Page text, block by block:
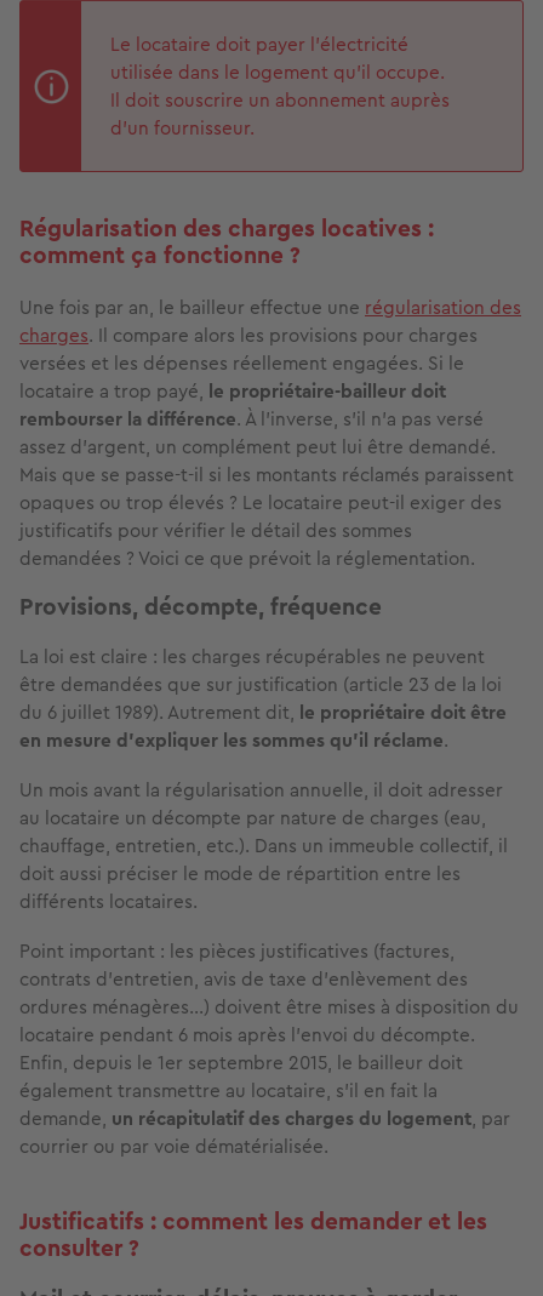
Le locataire doit payer l'électricité
utilisée dans le logement qu’il occupe.
Il doit souscrire un abonnement auprès
d'un fournisseur.
Régularisation des charges locatives :
comment ça fonctionne ?
Une fois par an, le bailleur effectue une régularisation des
charges. Il compare alors les provisions pour charges
versées et les dépenses réellement engagées. Si le
locataire a trop payé, le propriétaire-bailleur doit
rembourser la différence. À l’inverse, s’il n’a pas versé
assez d’argent, un complément peut lui être demandé.
Mais que se passe-t-il si les montants réclamés paraissent
opaques ou trop élevés ? Le locataire peut-il exiger des
justificatifs pour vérifier le détail des sommes
demandées ? Voici ce que prévoit la réglementation.
Provisions, décompte, fréquence
La loi est claire : les charges récupérables ne peuvent
être demandées que sur justification (article 23 de la loi
du 6 juillet 1989). Autrement dit, le propriétaire doit être
en mesure d’expliquer les sommes qu’il réclame.
Un mois avant la régularisation annuelle, il doit adresser
au locataire un décompte par nature de charges (eau,
chauffage, entretien, etc.). Dans un immeuble collectif, il
doit aussi préciser le mode de répartition entre les
différents locataires.
Point important : les pièces justificatives (factures,
contrats d’entretien, avis de taxe d’enlèvement des
ordures ménagères…) doivent être mises à disposition du
locataire pendant 6 mois après l’envoi du décompte.
Enfin, depuis le 1er septembre 2015, le bailleur doit
également transmettre au locataire, s’il en fait la
demande, un récapitulatif des charges du logement, par
courrier ou par voie dématérialisée.
Justificatifs : comment les demander et les
consulter ?